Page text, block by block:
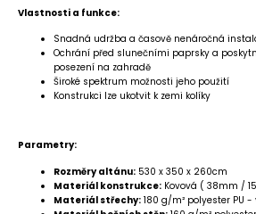
Vlastnosti a funkce:
Snadná udržba a časově nenáročná
Ochrání před slunečními paprsky a
posezení na zahradě
Široké spektrum možnosti jeho použití
Konstrukci lze ukotvit k zemi kolíky
Parametry:
Rozměry altánu: 530 x 350 x 260cm
Materiál konstrukce: Kovová ( 38mm /
Materiál střechy: 180 g/m² polyester PU